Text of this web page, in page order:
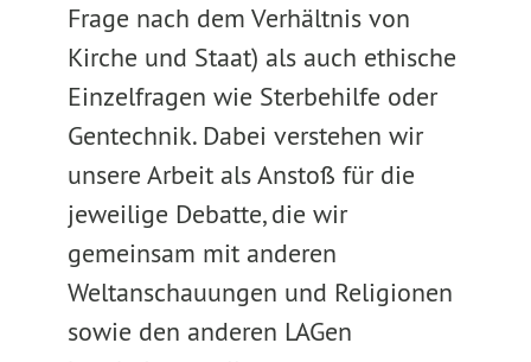
Frage nach dem Verhältnis von
Kirche und Staat) als auch ethische
Einzelfragen wie Sterbehilfe oder
Gentechnik. Dabei verstehen wir
unsere Arbeit als Anstoß für die
jeweilige Debatte, die wir
gemeinsam mit anderen
Weltanschauungen und Religionen
sowie den anderen LAGen